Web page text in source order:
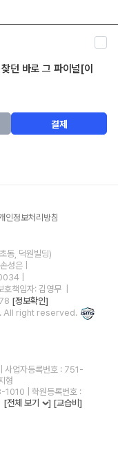
바로 그 파이널[이
결제
인정보처리방침
동, 덕원빌딩)
성은 |
호책임자: 김영무
[정보확인]
All right reserved.
사업자등록번호 : 751-
형
| 학원등록번호 :
[전체 보기 ] [교습비]